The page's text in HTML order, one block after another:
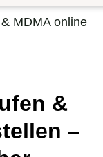
MDMA online
&
–